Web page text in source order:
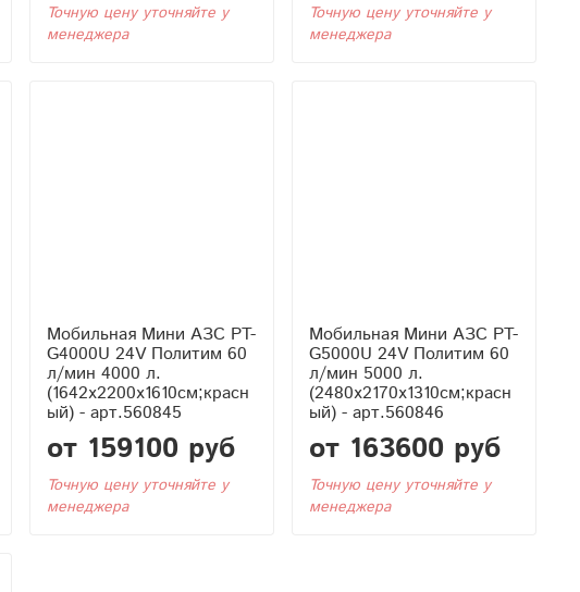
Точную цену уточняйте у
менеджера
Точную цену уточняйте у
менеджера
Мобильная Мини АЗС PT-
G4000U 24V Политим 60
л/мин 4000 л.
(1642x2200x1610см;красн
ый) - арт.560845
от 159100 руб
Точную цену уточняйте у
менеджера
Мобильная Мини АЗС PT-
G5000U 24V Политим 60
л/мин 5000 л.
(2480x2170x1310см;красн
ый) - арт.560846
от 163600 руб
Точную цену уточняйте у
менеджера